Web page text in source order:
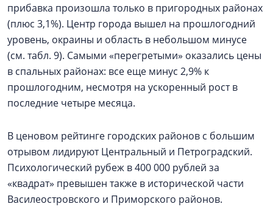
прибавка произошла только в пригородных районах
(плюс 3,1%). Центр города вышел на прошлогодний
уровень, окраины и область в небольшом минусе
(см. табл. 9). Самыми «перегретыми» оказались цены
в спальных районах: все еще минус 2,9% к
прошлогодним, несмотря на ускоренный рост в
последние четыре месяца.
В ценовом рейтинге городских районов с большим
отрывом лидируют Центральный и Петроградский.
Психологический рубеж в 400 000 рублей за
«квадрат» превышен также в исторической части
Василеостровского и Приморского районов.